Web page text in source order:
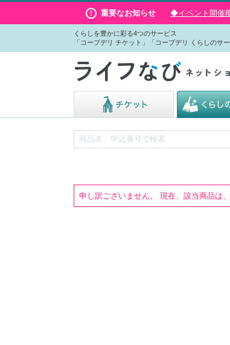
重要なお知らせ ◆イベント開催
くらしを豊かに彩る4つのサービス
「コープデリ チケット」「コープデリ くらしのサ
申し訳ございません。 現在、該当商品は